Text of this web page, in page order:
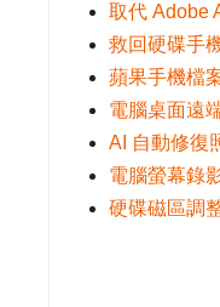
取代 Adobe
救回硬碟手
蘋果手機檔
電腦桌面遠
AI 自動修復
電腦螢幕錄
硬碟磁區調